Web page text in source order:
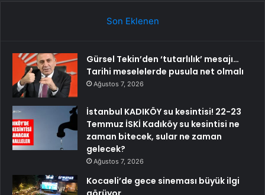
Son Eklenen
Gürsel Tekin’den ‘tutarlılık’ mesajı…
Tarihi meselelerde pusula net olmalı
Ağustos 7, 2026
İstanbul KADIKÖY su kesintisi! 22-23
Temmuz İSKİ Kadıköy su kesintisi ne
zaman bitecek, sular ne zaman
gelecek?
Ağustos 7, 2026
Kocaeli’de gece sineması büyük ilgi